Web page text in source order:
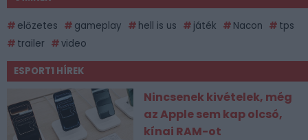
előzetes gameplay hell is us játék Nacon
tps
trailer
video
ESPORT1 HÍREK
Nincsenek kivételek, még
az Apple sem kap olcsó,
kínai RAM-ot